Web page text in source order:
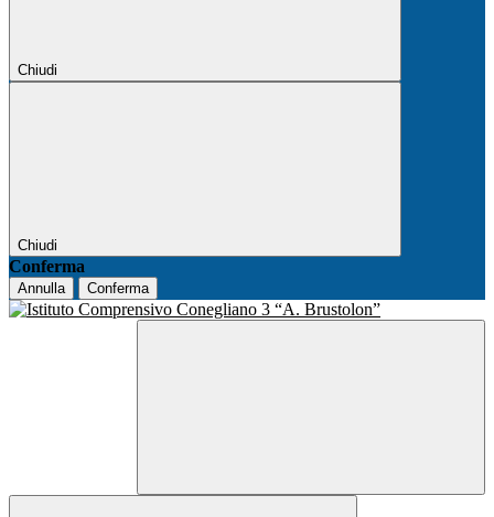
Chiudi
Chiudi
Conferma
Annulla Conferma